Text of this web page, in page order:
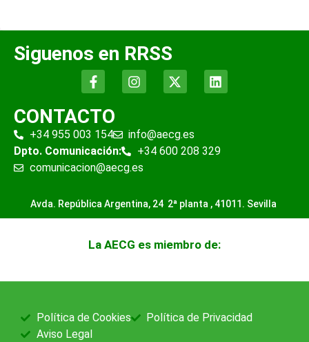
Siguenos en RRSS
CONTACTO
+34 955 003 154
info@aecg.es
Dpto. Comunicación:
+34 600 208 329
comunicacion@aecg.es
Avda. República Argentina, 24 2ª planta , 41011. Sevilla
La AECG es miembro de:
Política de Cookies
Política de Privacidad
Aviso Legal